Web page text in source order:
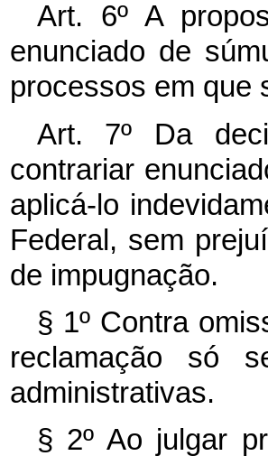
Art. 6º A
enunciado de
processos em que
Art. 7º Da
contrariar
aplicá-lo
Federal, sem
de impugnação.
§ 1º Contra
reclamação só
administrativas.
§ 2º Ao julgar